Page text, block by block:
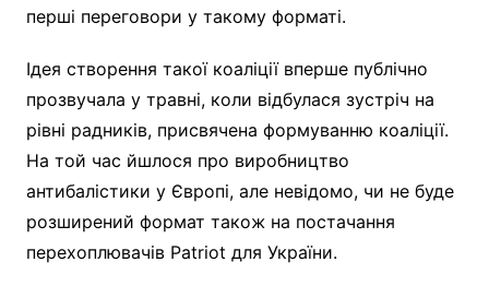
перші переговори у такому форматі.
Ідея створення такої коаліції вперше публічно
прозвучала у травні, коли відбулася зустріч на
рівні радників, присвячена формуванню коаліції.
На той час йшлося про виробництво
антибалістики у Європі, але невідомо, чи не буде
розширений формат також на постачання
перехоплювачів Patriot для України.